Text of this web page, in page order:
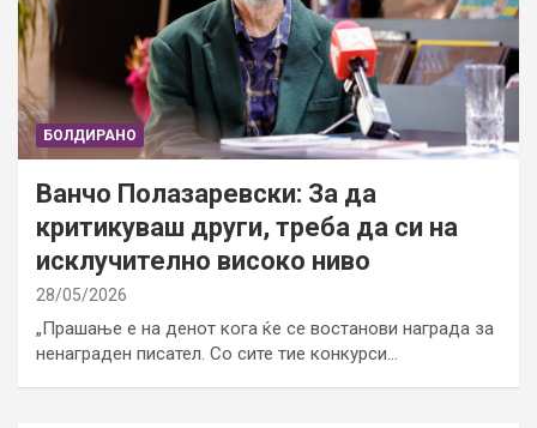
БОЛДИРАНО
Ванчо Полазаревски: За да
критикуваш други, треба да си на
исклучително високо ниво
28/05/2026
„Прашање е на денот кога ќе се востанови награда за
ненаграден писател. Со сите тие конкурси…